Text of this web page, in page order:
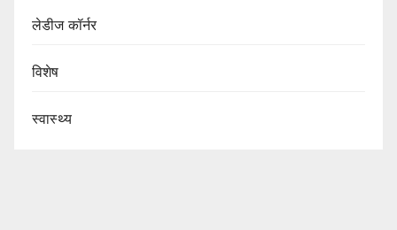
लेडीज कॉर्नर
विशेष
स्वास्थ्य